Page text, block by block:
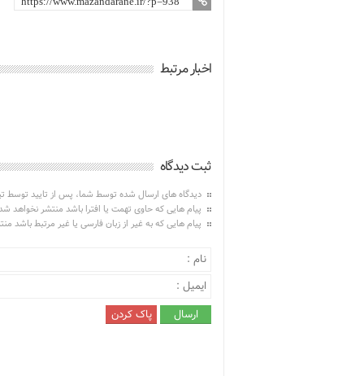
اخبار مرتبط
ثبت دیدگاه
دیدگاه های ارسال شده توسط شما، پس از تایید
پیام هایی که حاوی تهمت یا افترا باشد منتشر نخواهد
پیام هایی که به غیر از زبان فارسی یا غیر مرتبط باشد